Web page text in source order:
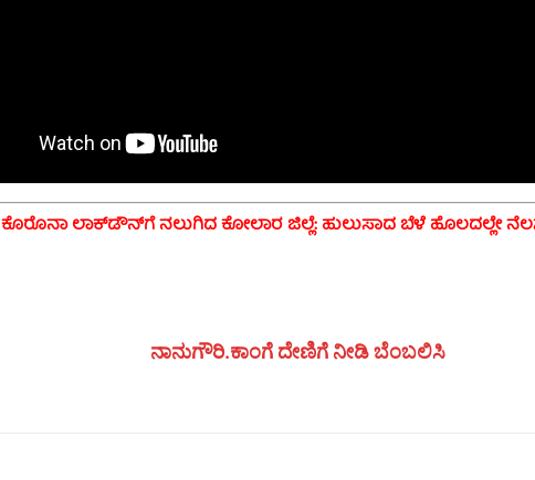
ಕೊರೊನಾ ಲಾಕ್‌ಡೌನ್‌ಗೆ ನಲುಗಿದ ಕೋಲಾರ ಜಿಲ್ಲೆ: ಹುಲುಸಾದ ಬೆಳೆ ಹೊಲದಲ್ಲೇ
ನಾನುಗೌರಿ.ಕಾಂಗೆ ದೇಣಿಗೆ ನೀಡಿ ಬೆಂಬಲಿಸಿ